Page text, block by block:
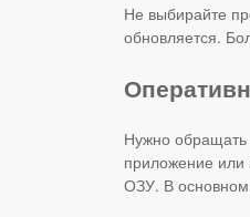
Не выбирайте
обновляется.
Нужно обращать
приложение или
ОЗУ. В основном